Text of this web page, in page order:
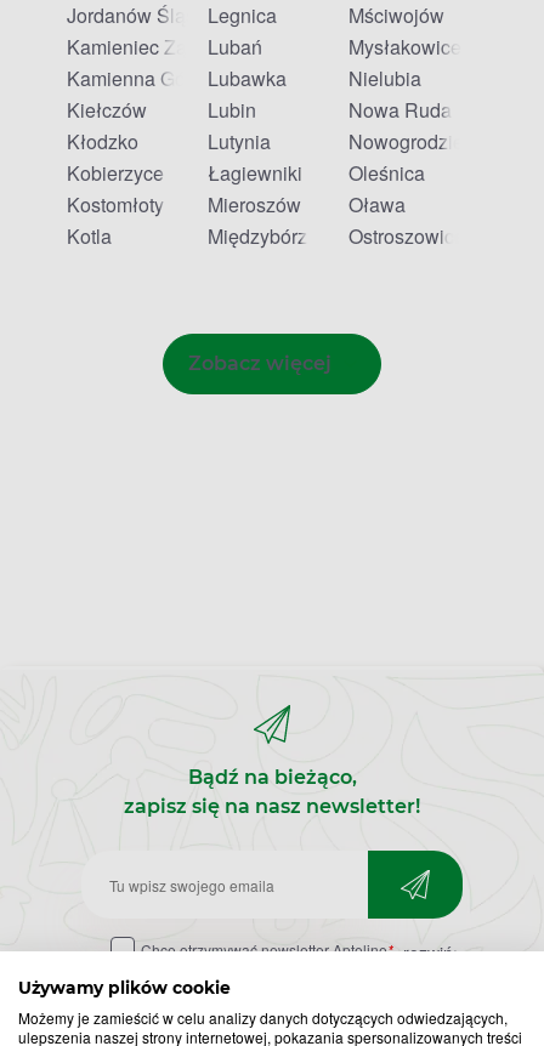
Używamy plików cookie
Możemy je zamieścić w celu analizy danych dotyczących odwiedzających,
ulepszenia naszej strony internetowej, pokazania spersonalizowanych treści
Jordanów Śląski
Kamieniec Ząbkowicki
Kamienna Góra
Kiełczów
Kłodzko
Kobierzyce
Kostomłoty
Kotla
Legnica
Lubań
Lubawka
Lubin
Lutynia
Łagiewniki
Mieroszów
Międzybórz
Mściwojów
Mysłakowice
Nielubia
Nowa Ruda
Nowogrodziec
Oleśnica
Oława
Ostroszowice
Zobacz więcej
Bądź na bieżąco,
zapisz się na nasz newsletter!
Zapisz
do
newslettera
Chcę otrzymywać newsletter Apteline* rozwiń>